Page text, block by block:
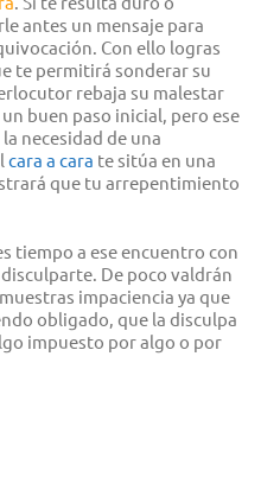
antes un mensaje para
Con ello logras
te permitirá sonderar su
rebaja su malestar
buen paso inicial, pero ese
necesidad de una
cara a cara te sitúa en una
que tu arrepentimiento
tiempo a ese encuentro con
De poco valdrán
impaciencia ya que
obligado, que la disculpa
impuesto por algo o por